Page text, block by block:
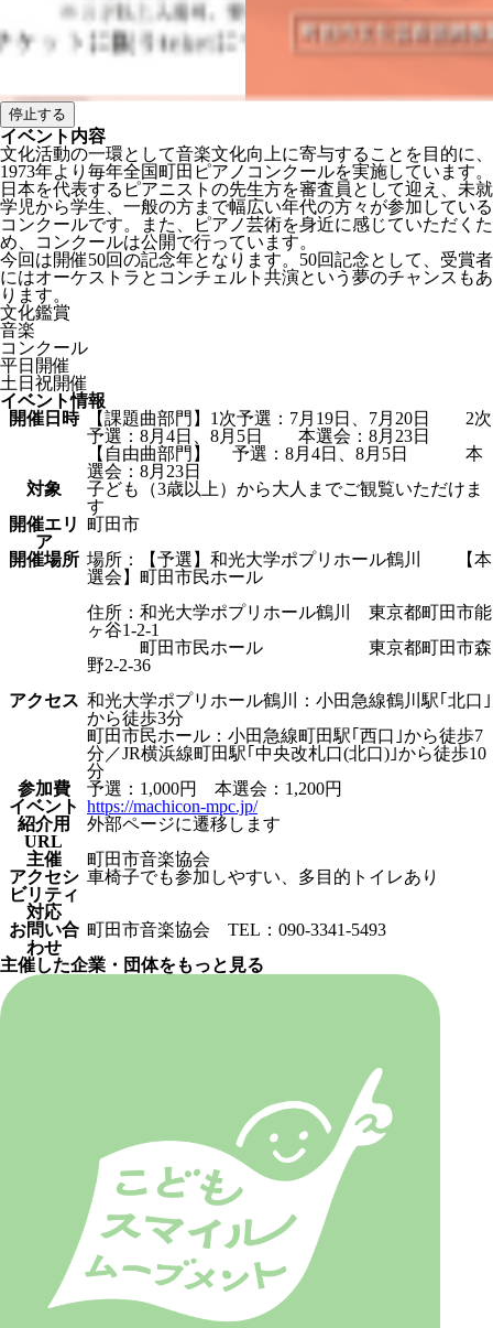
停止する
イベント内容
文化活動の一環として音楽文化向上に寄与することを目的に、
1973年より毎年全国町田ピアノコンクールを実施しています。
日本を代表するピアニストの先生方を審査員として迎え、未就
学児から学生、一般の方まで幅広い年代の方々が参加している
コンクールです。また、ピアノ芸術を身近に感じていただくた
め、コンクールは公開で行っています。
今回は開催50回の記念年となります。50回記念として、受賞者
にはオーケストラとコンチェルト共演という夢のチャンスもあ
ります。
文化鑑賞
音楽
コンクール
平日開催
土日祝開催
イベント情報
開催日時
【課題曲部門】1次予選：7月19日、7月20日 2次
予選：8月4日、8月5日 本選会：8月23日
【自由曲部門】 予選：8月4日、8月5日 本
選会：8月23日
対象
子ども（3歳以上）から大人までご観覧いただけま
す
開催エリ
ア
町田市
開催場所 場所：【予選】和光大学ポプリホール鶴川 【本
選会】町田市民ホール
住所：和光大学ポプリホール鶴川 東京都町田市能
ヶ谷1-2-1
町田市民ホール 東京都町田市森
野2-2-36
アクセス 和光大学ポプリホール鶴川：小田急線鶴川駅｢北口｣
から徒歩3分
町田市民ホール：小田急線町田駅｢西口｣から徒歩7
分／JR横浜線町田駅｢中央改札口(北口)｣から徒歩10
分
参加費
予選：1,000円 本選会：1,200円
イベント
紹介⽤
URL
https://machicon-mpc.jp/
外部ページに遷移します
主催
町田市音楽協会
アクセシ
ビリティ
対応
車椅子でも参加しやすい、多目的トイレあり
お問い合
わせ
町田市音楽協会 TEL：090-3341-5493
主催した企業・団体をもっと見る